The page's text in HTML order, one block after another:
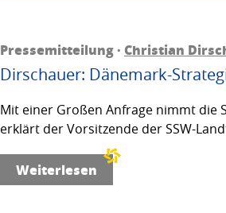
Pressemitteilung · Christian
Dirschauer: Dänemark-
Mit einer Großen Anfrage nimmt die
erklärt der Vorsitzende der SSW-
Weiterlesen